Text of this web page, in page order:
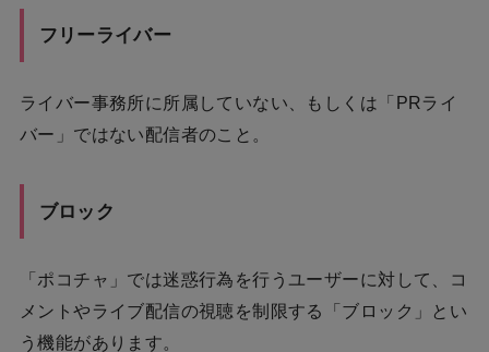
フリーライバー
ライバー事務所に所属していない、もしくは「PRライ
バー」ではない配信者のこと。
ブロック
「ポコチャ」では迷惑行為を行うユーザーに対して、コ
メントやライブ配信の視聴を制限する「ブロック」とい
う機能があります。